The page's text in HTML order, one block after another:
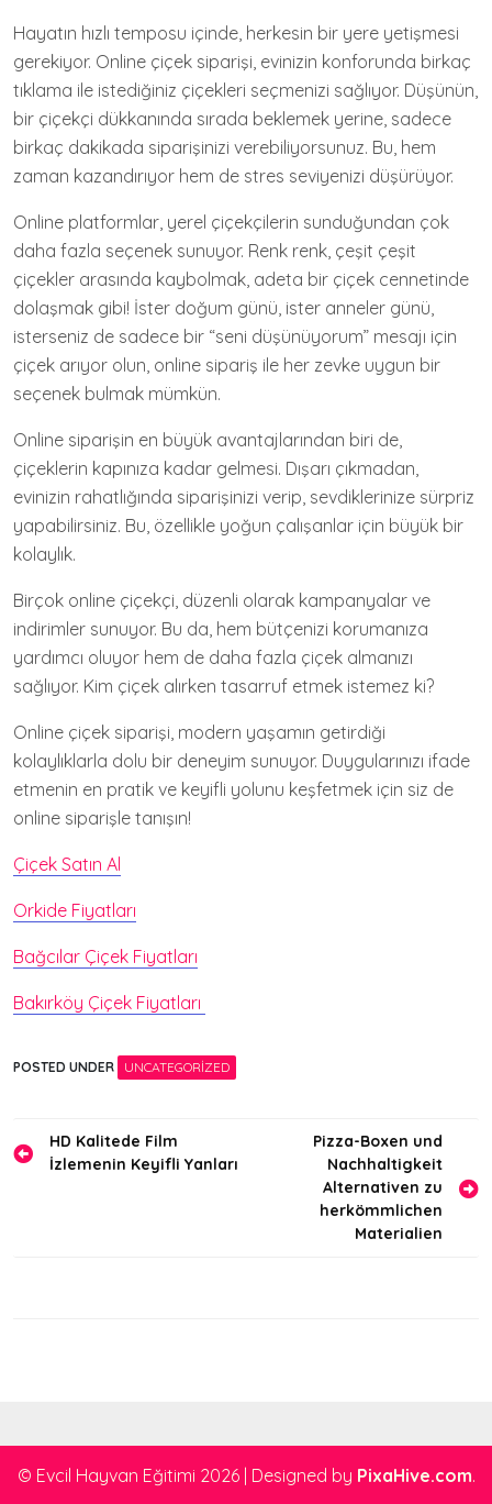
Hayatın hızlı temposu içinde, herkesin bir yere yetişmesi
gerekiyor. Online çiçek siparişi, evinizin konforunda birkaç
tıklama ile istediğiniz çiçekleri seçmenizi sağlıyor. Düşünün,
bir çiçekçi dükkanında sırada beklemek yerine, sadece
birkaç dakikada siparişinizi verebiliyorsunuz. Bu, hem
zaman kazandırıyor hem de stres seviyenizi düşürüyor.
Online platformlar, yerel çiçekçilerin sunduğundan çok
daha fazla seçenek sunuyor. Renk renk, çeşit çeşit
çiçekler arasında kaybolmak, adeta bir çiçek cennetinde
dolaşmak gibi! İster doğum günü, ister anneler günü,
isterseniz de sadece bir “seni düşünüyorum” mesajı için
çiçek arıyor olun, online sipariş ile her zevke uygun bir
seçenek bulmak mümkün.
Online siparişin en büyük avantajlarından biri de,
çiçeklerin kapınıza kadar gelmesi. Dışarı çıkmadan,
evinizin rahatlığında siparişinizi verip, sevdiklerinize sürpriz
yapabilirsiniz. Bu, özellikle yoğun çalışanlar için büyük bir
kolaylık.
Birçok online çiçekçi, düzenli olarak kampanyalar ve
indirimler sunuyor. Bu da, hem bütçenizi korumanıza
yardımcı oluyor hem de daha fazla çiçek almanızı
sağlıyor. Kim çiçek alırken tasarruf etmek istemez ki?
Online çiçek siparişi, modern yaşamın getirdiği
kolaylıklarla dolu bir deneyim sunuyor. Duygularınızı ifade
etmenin en pratik ve keyifli yolunu keşfetmek için siz de
online siparişle tanışın!
Çiçek Satın Al
Orkide Fiyatları
Bağcılar Çiçek Fiyatları
Bakırköy Çiçek Fiyatları
POSTED UNDER UNCATEGORIZED
Yazı
gezinmesi
HD Kalitede Film
İzlemenin Keyifli Yanları
Pizza-Boxen und
Nachhaltigkeit
Alternativen zu
herkömmlichen
Materialien
© Evcil Hayvan Eğitimi 2026 Designed by PixaHive.com.